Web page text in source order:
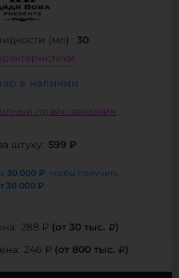
(мл) : 30
в наличии
прайс-заказник
штуку: 599 ₽
30 000 ₽, чтобы получить
30 000 ₽
288 ₽ (от 30 тыс. )
246 ₽ (от 800 тыс. )